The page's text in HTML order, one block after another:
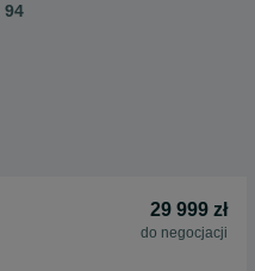
94
29 999 zł
do negocjacji